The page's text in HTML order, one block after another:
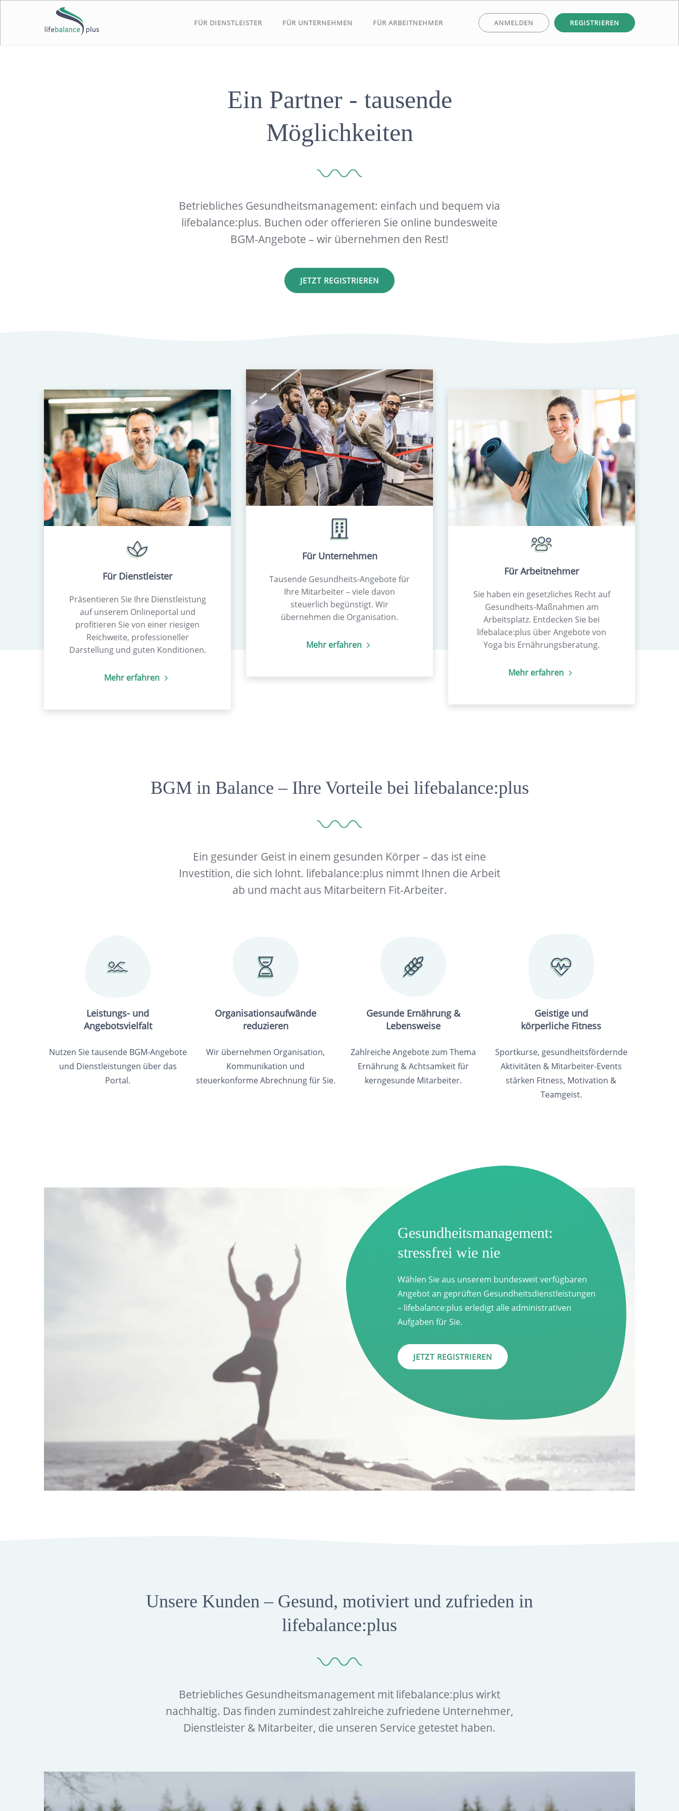
ANMELDEN REGISTRIEREN
FÜR DIENSTLEISTER FÜR UNTERNEHMEN FÜR ARBEITNEHMER
Ein Partner - tausende
Möglichkeiten
Betriebliches Gesundheitsmanagement: einfach und bequem via
lifebalance:plus. Buchen oder offerieren Sie online bundesweite
BGM-Angebote – wir übernehmen den Rest!
JETZT REGISTRIEREN
Für Dienstleister
Präsentieren Sie Ihre Dienstleistung
auf unserem Onlineportal und
profitieren Sie von einer riesigen
Reichweite, professioneller
Darstellung und guten Konditionen.
Mehr erfahren
Für Unternehmen
Tausende Gesundheits-Angebote für
Ihre Mitarbeiter – viele davon
steuerlich begünstigt. Wir
übernehmen die Organisation.
Mehr erfahren
Für Arbeitnehmer
Sie haben ein gesetzliches Recht auf
Gesundheits-Maßnahmen am
Arbeitsplatz. Entdecken Sie bei
lifebalace:plus über Angebote von
Yoga bis Ernährungsberatung.
Mehr erfahren
BGM in Balance – Ihre Vorteile bei lifebalance:plus
Ein gesunder Geist in einem gesunden Körper – das ist eine
Investition, die sich lohnt. lifebalance:plus nimmt Ihnen die Arbeit
ab und macht aus Mitarbeitern Fit-Arbeiter.
Leistungs- und
Angebotsvielfalt
Nutzen Sie tausende BGM-Angebote
und Dienstleistungen über das
Portal.
Organisationsaufwände
reduzieren
Wir übernehmen Organisation,
Kommunikation und
steuerkonforme Abrechnung für Sie.
Gesunde Ernährung &
Lebensweise
Zahlreiche Angebote zum Thema
Ernährung & Achtsamkeit für
kerngesunde Mitarbeiter.
Geistige und
körperliche Fitness
Sportkurse, gesundheitsfördernde
Aktivitäten & Mitarbeiter-Events
stärken Fitness, Motivation &
Teamgeist.
Gesundheitsmanagement:
stressfrei wie nie
Wählen Sie aus unserem bundesweit verfügbaren
Angebot an geprüften Gesundheitsdienstleistungen
– lifebalance:plus erledigt alle administrativen
Aufgaben für Sie.
JETZT REGISTRIEREN
Unsere Kunden – Gesund, motiviert und zufrieden in
lifebalance:plus
Betriebliches Gesundheitsmanagement mit lifebalance:plus wirkt
nachhaltig. Das finden zumindest zahlreiche zufriedene Unternehmer,
Dienstleister & Mitarbeiter, die unseren Service getestet haben.